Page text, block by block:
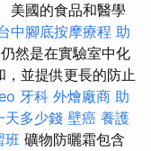
美國的食品和醫學
中腳底按摩療程 助
然是在實驗室中化
並提供更長的防止
牙科 外燴廠商 助
天多少錢 壁癌 養護
班 礦物防曬霜包含